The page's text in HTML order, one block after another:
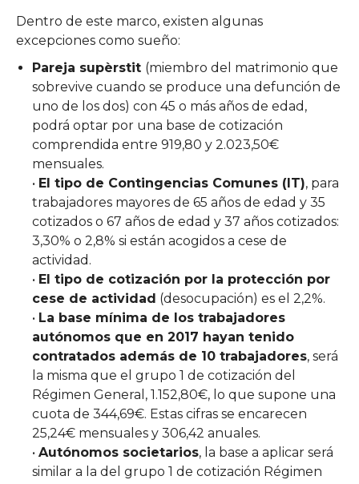
Dentro de este marco, existen algunas
excepciones como sueño:
Pareja supèrstit (miembro del matrimonio que
sobrevive cuando se produce una defunción de
uno de los dos) con 45 o más años de edad,
podrá optar por una base de cotización
comprendida entre 919,80 y 2.023,50€
mensuales.
• El tipo de Contingencias Comunes (IT), para
trabajadores mayores de 65 años de edad y 35
cotizados o 67 años de edad y 37 años cotizados:
3,30% o 2,8% si están acogidos a cese de
actividad.
• El tipo de cotización por la protección por
cese de actividad (desocupación) es el 2,2%.
• La base mínima de los trabajadores
autónomos que en 2017 hayan tenido
contratados además de 10 trabajadores, será
la misma que el grupo 1 de cotización del
Régimen General, 1.152,80€, lo que supone una
cuota de 344,69€. Estas cifras se encarecen
25,24€ mensuales y 306,42 anuales.
• Autónomos societarios, la base a aplicar será
similar a la del grupo 1 de cotización Régimen